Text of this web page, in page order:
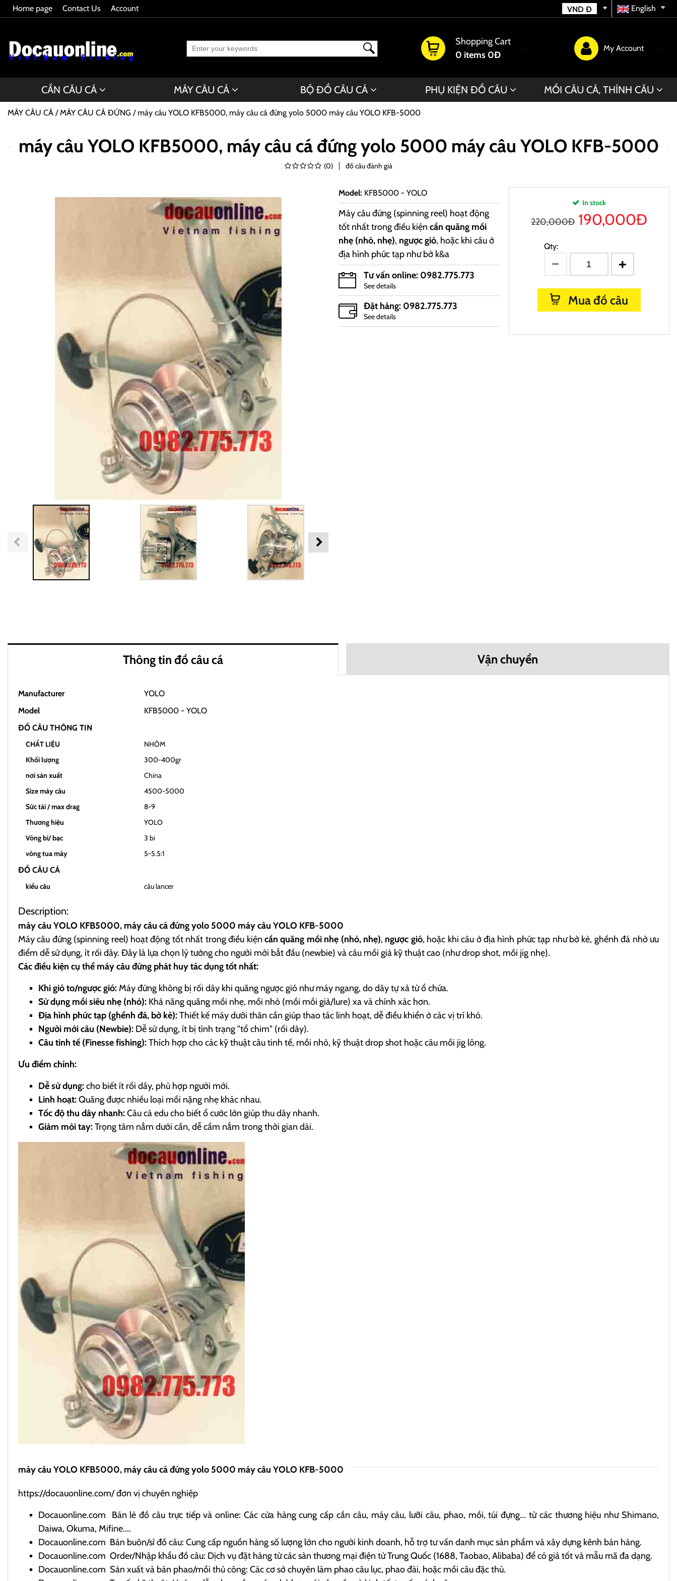
Home page Contact Us Account English
VND Đ
Shopping Cart
0 items 0Đ
My Account
CẦN CÂU CÁ MÁY CÂU CÁ BỘ ĐỒ CÂU CÁ PHỤ KIỆN ĐỒ CÂU MỒI CÂU CÁ, THÍNH CÂU
MÁY CÂU CÁ MÁY CÂU CÁ ĐỨNG máy câu YOLO KFB5000, máy câu cá đứng yolo 5000 máy câu YOLO KFB-5000
máy câu YOLO KFB5000, máy câu cá đứng yolo 5000 máy câu YOLO KFB-5000
(0) đồ câu đánh giá
Model: KFB5000 - YOLO
Máy câu đứng (spinning reel) hoạt động
tốt nhất trong điều kiện cần quăng mồi
nhẹ (nhỏ, nhẹ), ngược gió, hoặc khi câu ở
địa hình phức tạp như bờ k&a
Tư vấn online: 0982.775.773
See details
Đặt hàng: 0982.775.773
See details
In stock
220,000Đ 190,000Đ
Qty:
Mua đồ câu
Thông tin đồ câu cá Vận chuyển
Manufacturer
YOLO
Model
KFB5000 - YOLO
ĐỒ CÂU THÔNG TIN
CHẤT LIỆU
NHÔM
Khối lượng
300-400gr
nơi sản xuất
China
Size máy câu
4500-5000
Sức tải / max drag
8-9
Thương hiệu
YOLO
Vòng bi/ bạc
3 bi
vòng tua máy
5-5.5:1
ĐỒ CÂU CÁ
kiểu câu câu lancer
Description:
máy câu YOLO KFB5000, máy câu cá đứng yolo 5000 máy câu YOLO KFB-5000
Máy câu đứng (spinning reel) hoạt động tốt nhất trong điều kiện cần quăng mồi nhẹ (nhỏ, nhẹ), ngược gió, hoặc khi câu ở địa hình phức tạp như bờ kè, ghềnh đá nhờ ưu
điểm dễ sử dụng, ít rối dây. Đây là lựa chọn lý tưởng cho người mới bắt đầu (newbie) và câu mồi giả kỹ thuật cao (như drop shot, mồi jig nhẹ).
Các điều kiện cụ thể máy câu đứng phát huy tác dụng tốt nhất:
Khi gió to/ngược gió: Máy đứng không bị rối dây khi quăng ngược gió như máy ngang, do dây tự xả từ ổ chứa.
Sử dụng mồi siêu nhẹ (nhỏ): Khả năng quăng mồi nhẹ, mồi nhỏ (mồi mồi giả/lure) xa và chính xác hơn.
Địa hình phức tạp (ghềnh đá, bờ kè):Thiết kế máy dưới thân cần giúp thao tác linh hoạt, dễ điều khiển ở các vị trí khó.
Người mới câu (Newbie): Dễ sử dụng, ít bị tình trạng "tổ chim" (rối dây).
Câu tinh tế (Finesse fishing):Thích hợp cho các kỹ thuật câu tinh tế, mồi nhỏ, kỹ thuật drop shot hoặc câu mồi jig lông.
Ưu điểm chính:
Dễ sử dụng:cho biết ít rối dây, phù hợp người mới.
Linh hoạt:Quăng được nhiều loại mồi nặng nhẹ khác nhau.
Tốc độ thu dây nhanh:Câu cá edu cho biết ổ cước lớn giúp thu dây nhanh.
Giảm mỏi tay:Trọng tâm nằm dưới cần, dễ cầm nắm trong thời gian dài.
máy câu YOLO KFB5000, máy câu cá đứng yolo 5000 máy câu YOLO KFB-5000
https://docauonline.com/đơn vị chuyên nghiệp
Docauonline.com Bán lẻ đồ câu trực tiếp và online: Các cửa hàng cung cấp cần câu, máy câu, lưỡi câu, phao, mồi, túi đựng... từ các thương hiệu như Shimano,
Daiwa, Okuma, Mifine....
Docauonline.com Bán buôn/sỉ đồ câu: Cung cấp nguồn hàng số lượng lớn cho người kinh doanh, hỗ trợ tư vấn danh mục sản phẩm và xây dựng kênh bán hàng.
Docauonline.com Order/Nhập khẩu đồ câu: Dịch vụ đặt hàng từ các sàn thương mại điện tử Trung Quốc (1688, Taobao, Alibaba) để có giá tốt và mẫu mã đa dạng.
Docauonline.com Sản xuất và bán phao/mồi thủ công: Các cơ sở chuyên làm phao câu lục, phao đài, hoặc mồi câu đặc thù.